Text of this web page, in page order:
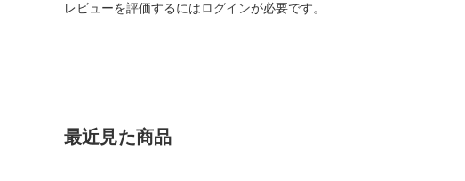
レビューを評価するにはログインが必要です。
最近見た商品